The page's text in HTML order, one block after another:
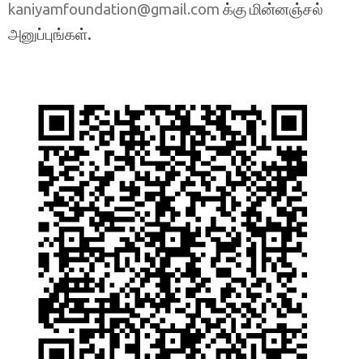
kaniyamfoundation@gmail.com க்கு மின்னஞ்சல்
அனுப்புங்கள்.